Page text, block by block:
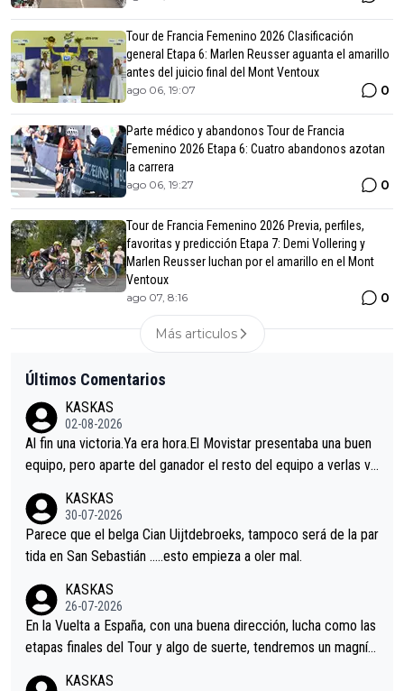
Tour de Francia Femenino 2026 Clasificación
general Etapa 6: Marlen Reusser aguanta el amarillo
antes del juicio final del Mont Ventoux
ago 06, 19:07 0
Parte médico y abandonos Tour de Francia
Femenino 2026 Etapa 6: Cuatro abandonos azotan
la carrera
ago 06, 19:27 0
Tour de Francia Femenino 2026 Previa, perfiles,
favoritas y predicción Etapa 7: Demi Vollering y
Marlen Reusser luchan por el amarillo en el Mont
Ventoux
ago 07, 8:16 0
Más articulos
Últimos Comentarios
KASKAS
02-08-2026
Al fin una victoria.Ya era hora.El Movistar presentaba una buen
equipo, pero aparte del ganador el resto del equipo a verlas ve
s.La única buena noticia es la mejoría de Enric Más en San Seb
astian.Si en la Vuelta a Burgos sigue la mejoría, podríamos ten
er alguna sorpresa en la Vuelta.Ojalá.
KASKAS
30-07-2026
Parece que el belga Cian Uijtdebroeks, tampoco será de la par
tida en San Sebastián …..esto empieza a oler mal.
KASKAS
26-07-2026
En la Vuelta a España, con una buena dirección, lucha como las
etapas finales del Tour y algo de suerte, tendremos un magnífi
KASKAS